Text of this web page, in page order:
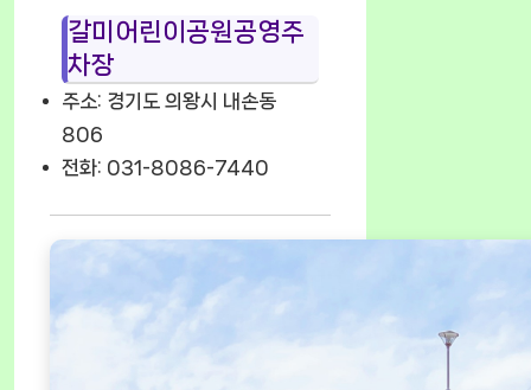
갈미어린이공원공영주
차장
주소: 경기도 의왕시 내손동
806
전화: 031-8086-7440